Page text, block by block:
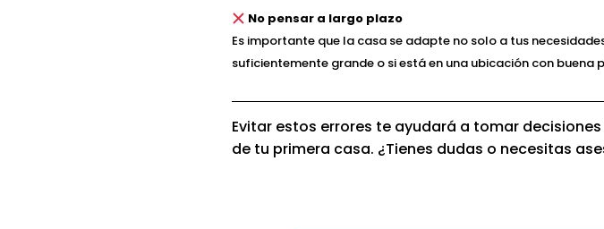
No pensar a largo plazo
Es importante que la casa se adapte no solo a tus
suficientemente grande o si está en una ubicación con buena
Evitar estos errores te ayudará a tomar
de tu primera casa. ¿Tienes dudas o necesitas